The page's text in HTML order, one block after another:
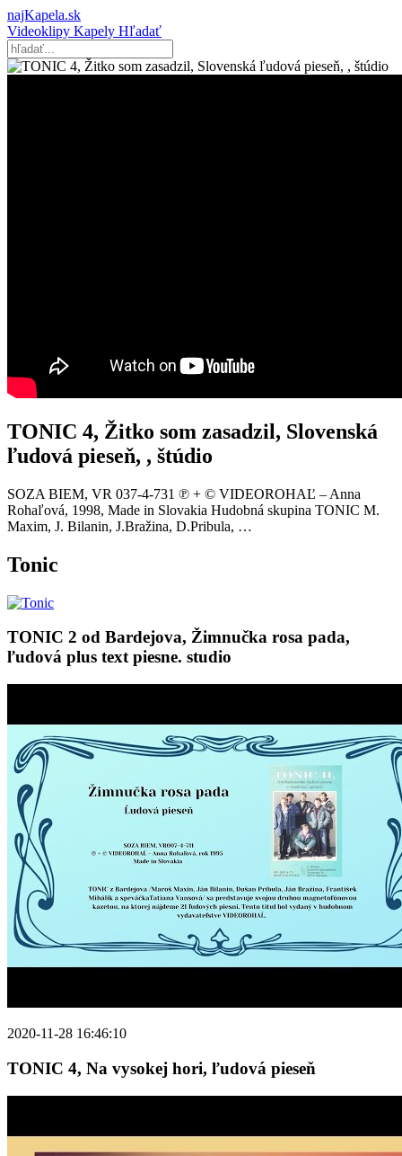
najKapela.sk
Videoklipy Kapely Hľadať
TONIC 4, Žitko som zasadzil, Slovenská
ľudová pieseň, , štúdio
SOZA BIEM, VR 037-4-731 ℗ + © VIDEOROHAĽ – Anna
Rohaľová, 1998, Made in Slovakia Hudobná skupina TONIC M.
Maxim, J. Bilanin, J.Bražina, D.Pribula, …
Tonic
TONIC 2 od Bardejova, Žimnučka rosa pada,
ľudová plus text piesne. studio
2020-11-28 16:46:10
TONIC 4, Na vysokej hori, ľudová pieseň